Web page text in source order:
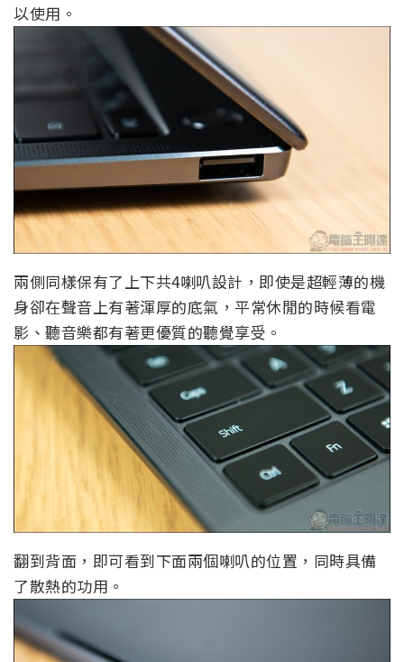
以使用。
兩側同樣保有了上下共4喇叭設計，即使是超輕薄的機
身卻在聲音上有著渾厚的底氣，平常休閒的時候看電
影、聽音樂都有著更優質的聽覺享受。
翻到背面，即可看到下面兩個喇叭的位置，同時具備
了散熱的功用。